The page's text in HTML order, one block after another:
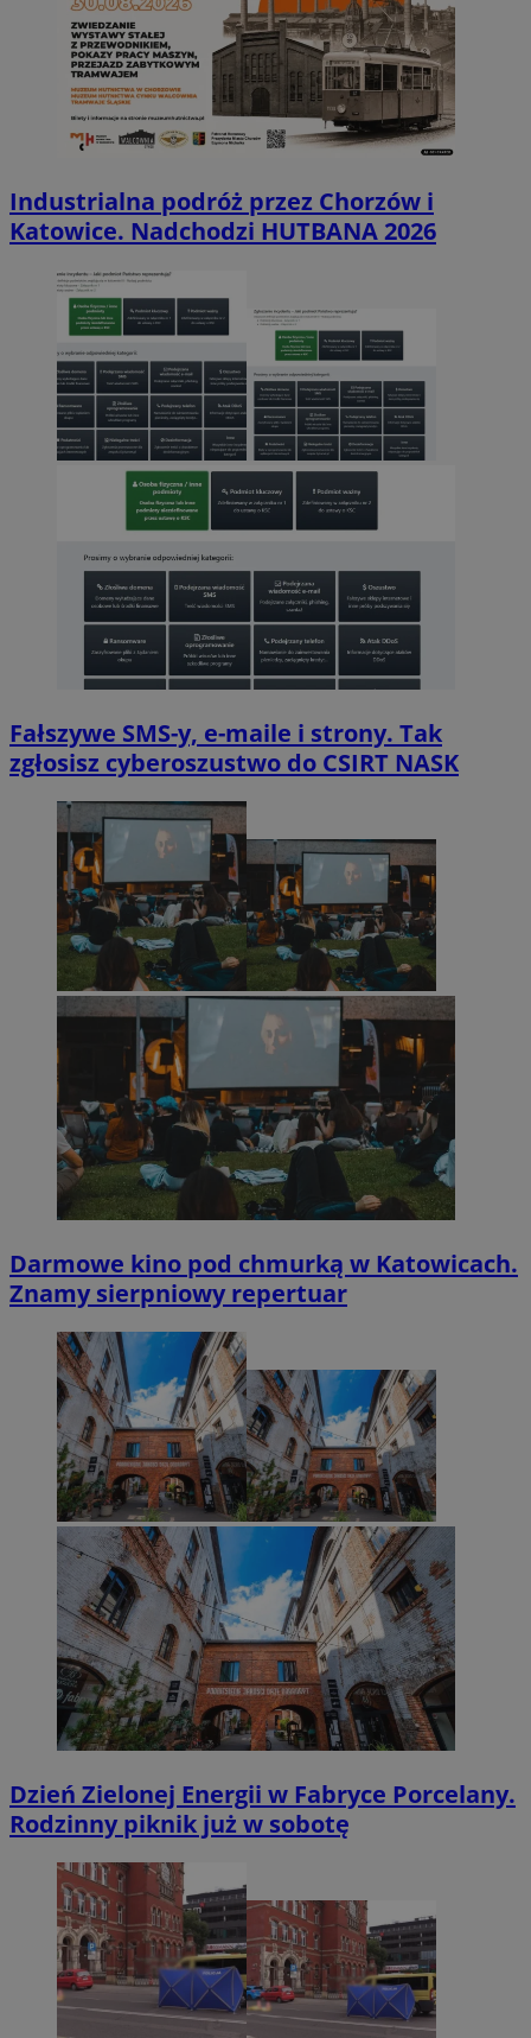
Industrialna podróż przez Chorzów i
Katowice. Nadchodzi HUTBANA 2026
Fałszywe SMS-y, e-maile i strony. Tak
zgłosisz cyberoszustwo do CSIRT NASK
Darmowe kino pod chmurką w Katowicach.
Znamy sierpniowy repertuar
Dzień Zielonej Energii w Fabryce Porcelany.
Rodzinny piknik już w sobotę